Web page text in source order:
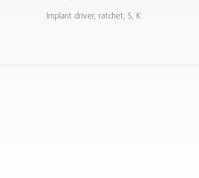
Implant driver, ratchet, S, K